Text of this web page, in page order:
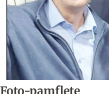
Foto-pamflete